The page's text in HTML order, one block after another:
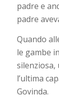
padre e
padre
Quando
le gambe
silenziosa,
l’ultima
Govinda.